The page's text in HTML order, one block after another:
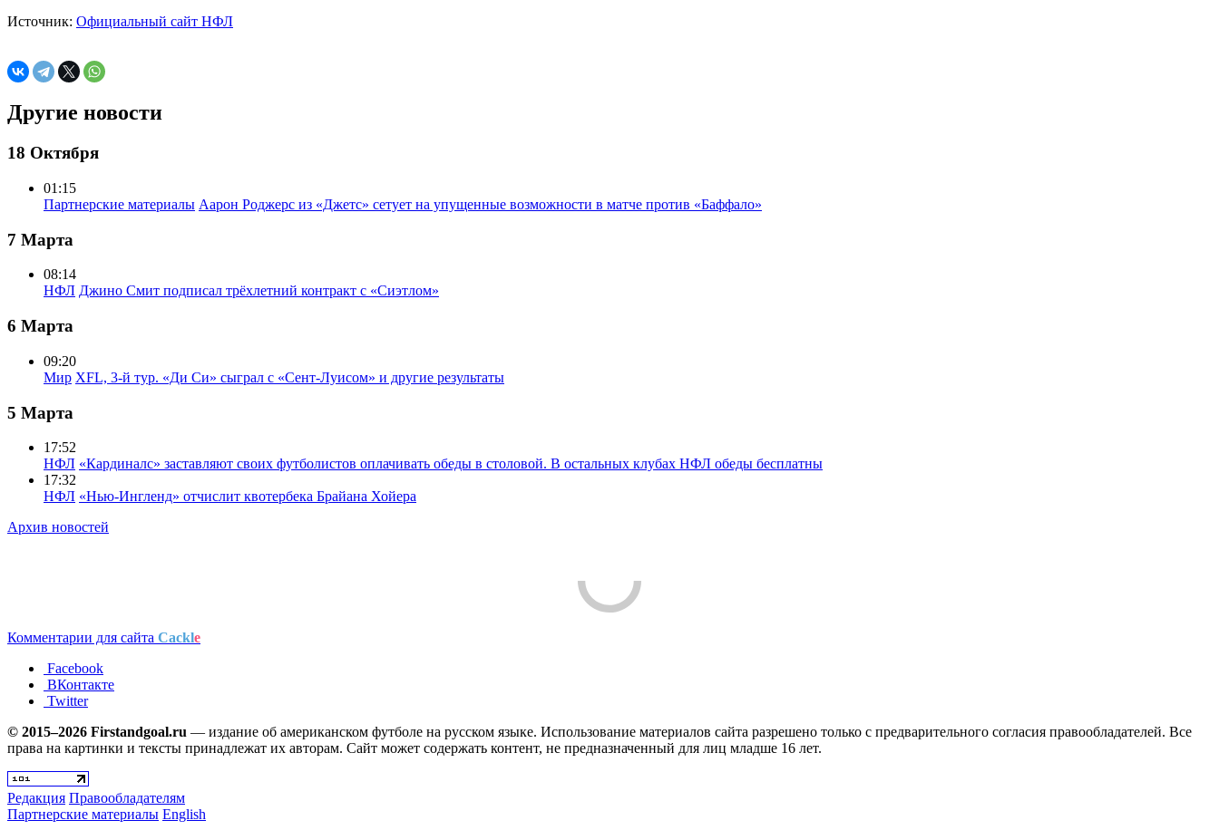
Источник: Официальный сайт НФЛ
Другие новости
18 Октября
01:15
Партнерские материалы Аарон Роджерс из «Джетс» сетует на упущенные возможности в матче против «Баффало»
7 Марта
08:14
НФЛ Джино Смит подписал трёхлетний контракт с «Сиэтлом»
6 Марта
09:20
Мир XFL, 3-й тур. «Ди Си» сыграл с «Сент-Луисом» и другие результаты
5 Марта
17:52
НФЛ «Кардиналс» заставляют своих футболистов оплачивать обеды в столовой. В остальных клубах НФЛ обеды бесплатны
17:32
НФЛ «Нью-Ингленд» отчислит квотербека Брайана Хойера
Архив новостей
Комментарии для сайта Cackle
Facebook
ВКонтакте
Twitter
© 2015–2026 Firstandgoal.ru — издание об американском футболе на русском языке. Использование материалов cайта разрешено только с предварительного согласия правообладателей. Все
права на картинки и тексты принадлежат их авторам. Сайт может содержать контент, не предназначенный для лиц младше 16 лет.
Редакция Правообладателям
Партнерские материалы English